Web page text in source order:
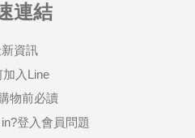
連結
資訊
加入Line
物前必讀
登入會員問題